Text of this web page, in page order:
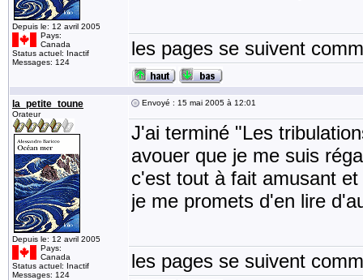
Depuis le: 12 avril 2005
Pays:
Canada
Status actuel: Inactif
Messages: 124
les pages se suivent
la_petite_toune
Orateur
Depuis le: 12 avril 2005
Pays:
Canada
Status actuel: Inactif
Messages: 124
Envoyé : 15 mai 2005 à 12:01
J'ai terminé "Les
avouer que je me suis
c'est tout à fait amusant
je me promets d'en lire
les pages se suivent